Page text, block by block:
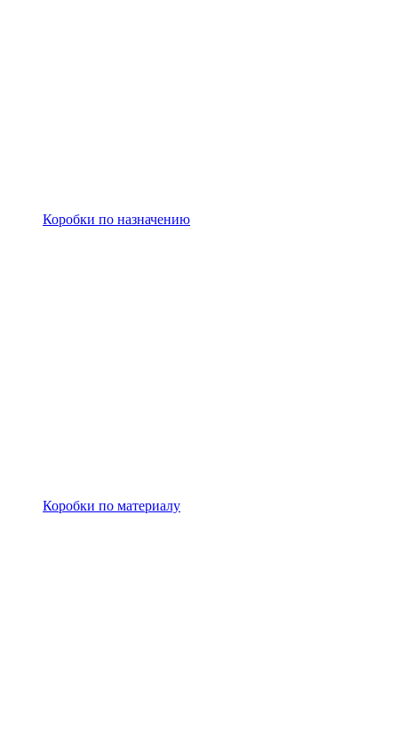
Коробки по назначению
Коробки по материалу